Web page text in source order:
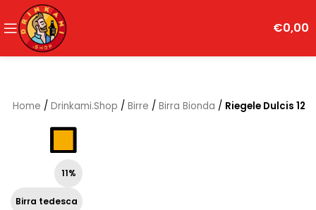
€0,00
Home / Drinkami.Shop / Birre / Birra Bionda / Riegele Dulcis 12
11%
Birra tedesca